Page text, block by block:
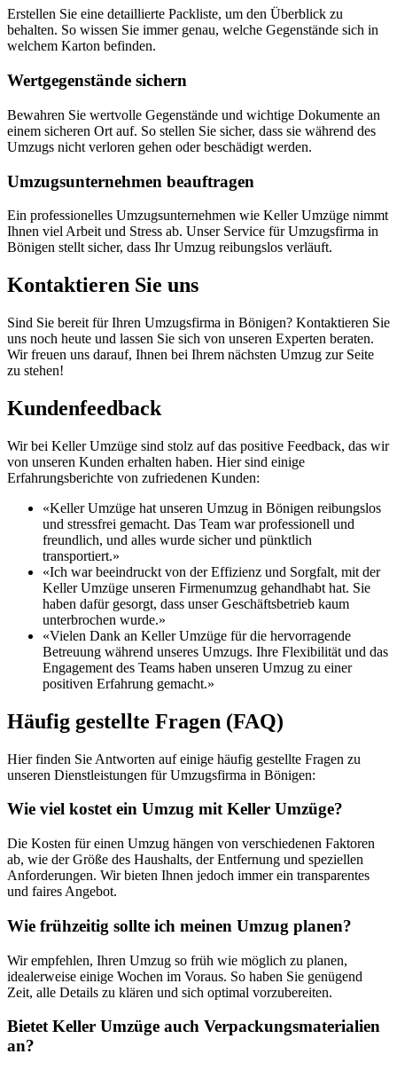
Erstellen Sie eine detaillierte Packliste, um den Überblick zu
behalten. So wissen Sie immer genau, welche Gegenstände sich in
welchem Karton befinden.
Wertgegenstände sichern
Bewahren Sie wertvolle Gegenstände und wichtige Dokumente an
einem sicheren Ort auf. So stellen Sie sicher, dass sie während des
Umzugs nicht verloren gehen oder beschädigt werden.
Umzugsunternehmen beauftragen
Ein professionelles Umzugsunternehmen wie Keller Umzüge nimmt
Ihnen viel Arbeit und Stress ab. Unser Service für Umzugsfirma in
Bönigen stellt sicher, dass Ihr Umzug reibungslos verläuft.
Kontaktieren Sie uns
Sind Sie bereit für Ihren Umzugsfirma in Bönigen? Kontaktieren Sie
uns noch heute und lassen Sie sich von unseren Experten beraten.
Wir freuen uns darauf, Ihnen bei Ihrem nächsten Umzug zur Seite
zu stehen!
Kundenfeedback
Wir bei Keller Umzüge sind stolz auf das positive Feedback, das wir
von unseren Kunden erhalten haben. Hier sind einige
Erfahrungsberichte von zufriedenen Kunden:
«Keller Umzüge hat unseren Umzug in Bönigen reibungslos
und stressfrei gemacht. Das Team war professionell und
freundlich, und alles wurde sicher und pünktlich
transportiert.»
«Ich war beeindruckt von der Effizienz und Sorgfalt, mit der
Keller Umzüge unseren Firmenumzug gehandhabt hat. Sie
haben dafür gesorgt, dass unser Geschäftsbetrieb kaum
unterbrochen wurde.»
«Vielen Dank an Keller Umzüge für die hervorragende
Betreuung während unseres Umzugs. Ihre Flexibilität und das
Engagement des Teams haben unseren Umzug zu einer
positiven Erfahrung gemacht.»
Häufig gestellte Fragen (FAQ)
Hier finden Sie Antworten auf einige häufig gestellte Fragen zu
unseren Dienstleistungen für Umzugsfirma in Bönigen:
Wie viel kostet ein Umzug mit Keller Umzüge?
Die Kosten für einen Umzug hängen von verschiedenen Faktoren
ab, wie der Größe des Haushalts, der Entfernung und speziellen
Anforderungen. Wir bieten Ihnen jedoch immer ein transparentes
und faires Angebot.
Wie frühzeitig sollte ich meinen Umzug planen?
Wir empfehlen, Ihren Umzug so früh wie möglich zu planen,
idealerweise einige Wochen im Voraus. So haben Sie genügend
Zeit, alle Details zu klären und sich optimal vorzubereiten.
Bietet Keller Umzüge auch Verpackungsmaterialien
an?